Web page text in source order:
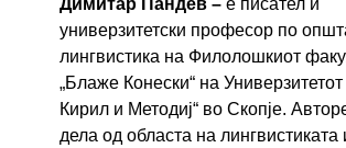
Димитар Пандев – е писател и
универзитетски професор по
лингвистика на Филолошкиот
„Блаже Конески“ на Универзитетот
Кирил и Методиј“ во Скопје.
дела од областа на лингвистиката